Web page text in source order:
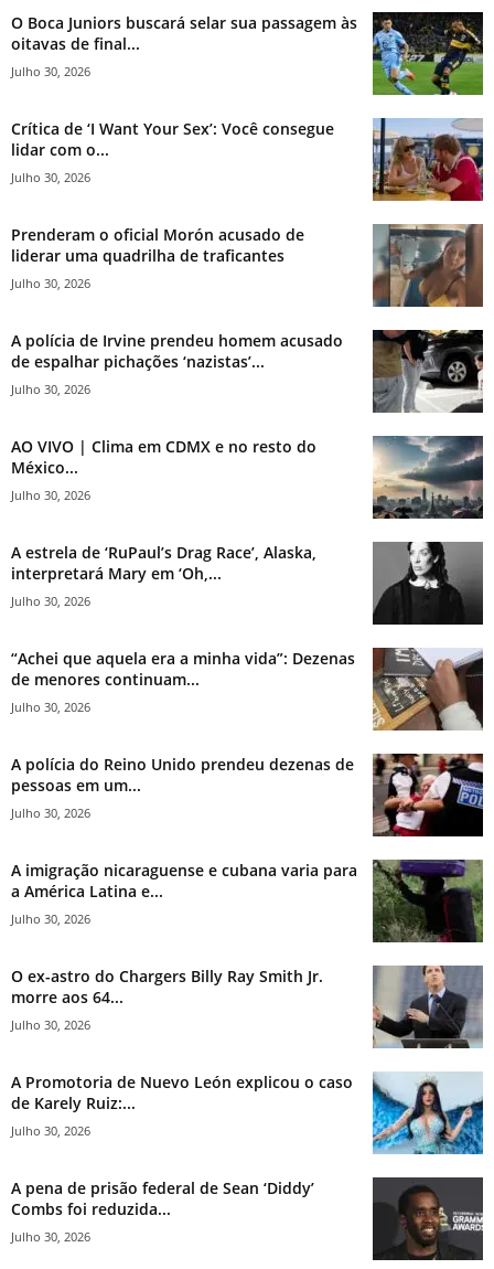
O Boca Juniors buscará selar sua passagem às
oitavas de final...
Julho 30, 2026
Crítica de ‘I Want Your Sex’: Você consegue
lidar com o...
Julho 30, 2026
Prenderam o oficial Morón acusado de
liderar uma quadrilha de traficantes
Julho 30, 2026
A polícia de Irvine prendeu homem acusado
de espalhar pichações ‘nazistas’...
Julho 30, 2026
AO VIVO | Clima em CDMX e no resto do
México...
Julho 30, 2026
A estrela de ‘RuPaul’s Drag Race’, Alaska,
interpretará Mary em ‘Oh,...
Julho 30, 2026
“Achei que aquela era a minha vida”: Dezenas
de menores continuam...
Julho 30, 2026
A polícia do Reino Unido prendeu dezenas de
pessoas em um...
Julho 30, 2026
A imigração nicaraguense e cubana varia para
a América Latina e...
Julho 30, 2026
O ex-astro do Chargers Billy Ray Smith Jr.
morre aos 64...
Julho 30, 2026
A Promotoria de Nuevo León explicou o caso
de Karely Ruiz:...
Julho 30, 2026
A pena de prisão federal de Sean ‘Diddy’
Combs foi reduzida...
Julho 30, 2026